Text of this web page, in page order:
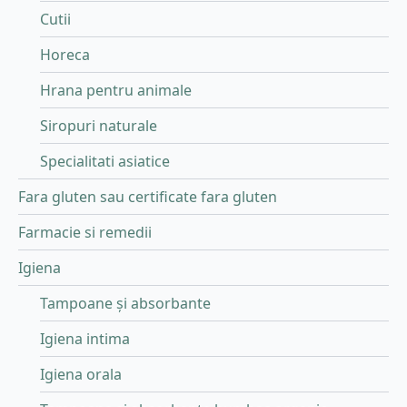
Cutii
Horeca
Hrana pentru animale
Siropuri naturale
Specialitati asiatice
Fara gluten sau certificate fara gluten
Farmacie si remedii
Igiena
Tampoane și absorbante
Igiena intima
Igiena orala